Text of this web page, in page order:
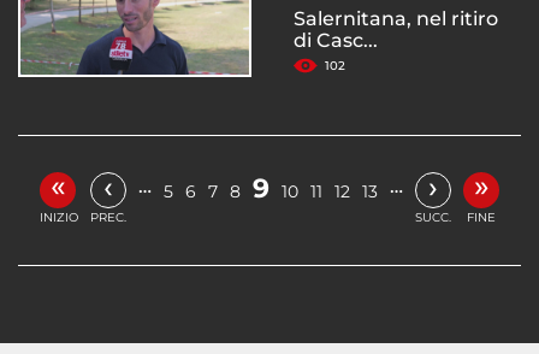
Salernitana, nel ritiro
di Casc...
102
«
INIZIO
‹
PREC.
… 5 6 7 8 9 10 11 12 13 … ›
SUCC.
»
FINE